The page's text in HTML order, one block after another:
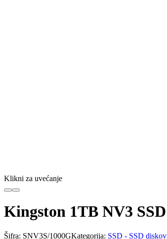
Klikni za uvećanje
Kingston 1TB NV3
Šifra: SNV3S/1000GKategorija: SSD - SSD